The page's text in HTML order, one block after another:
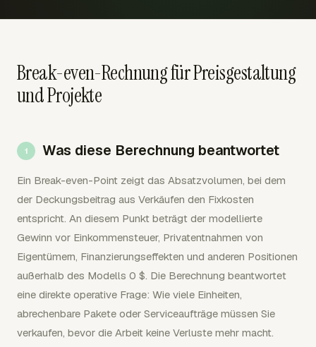
Break-even-Rechnung für Preisgestaltung
und Projekte
Was diese Berechnung beantwortet
Ein Break-even-Point zeigt das Absatzvolumen, bei dem
der Deckungsbeitrag aus Verkäufen den Fixkosten
entspricht. An diesem Punkt beträgt der modellierte
Gewinn vor Einkommensteuer, Privatentnahmen von
Eigentümern, Finanzierungseffekten und anderen Positionen
außerhalb des Modells 0 $. Die Berechnung beantwortet
eine direkte operative Frage: Wie viele Einheiten,
abrechenbare Pakete oder Serviceaufträge müssen Sie
verkaufen, bevor die Arbeit keine Verluste mehr macht.